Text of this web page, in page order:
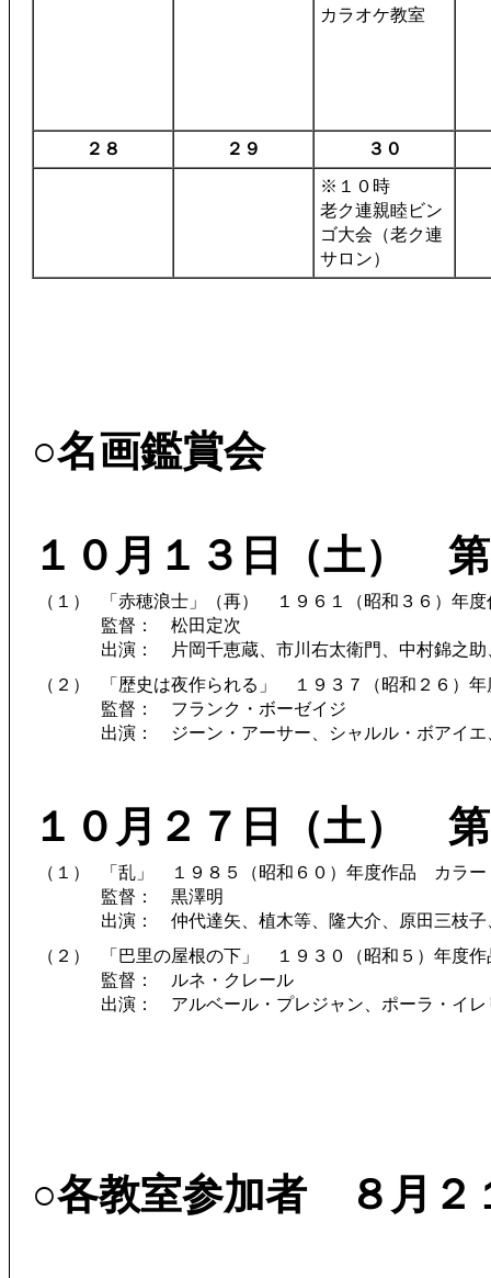
カラオケ教室
２８ ２９
３０
※１０時
老ク連親睦ビン
ゴ大会（老ク連
サロン）
○名画鑑賞会
１０月１３日（土）
（１）
「赤穂浪士」（再） １９６１（昭和３６）年
監督： 松田定次
出演： 片岡千恵蔵、市川右太衛門、中村錦之助
（２）
「歴史は夜作られる」 １９３７（昭和２６）
監督： フランク・ボーゼイジ
出演： ジーン・アーサー、シャルル・ボアイエ
１０月２７日（土）
（１）
「乱」 １９８５（昭和６０）年度作品 カラー
監督： 黒澤明
出演： 仲代達矢、植木等、隆大介、原田三枝子
（２）
「巴里の屋根の下」 １９３０（昭和５）年度
監督： ルネ・クレール
出演： アルベール・プレジャン、ポーラ・イレ
○各教室参加者 ８月２